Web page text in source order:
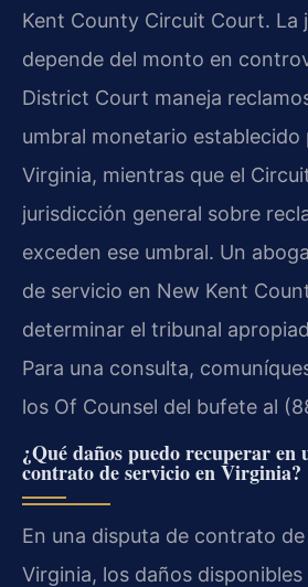
Kent County Circuit Court. La
depende del monto en
District Court maneja
umbral monetario establecido
Virginia, mientras que el
jurisdicción general sobre
exceden ese umbral. Un
de servicio en New Kent
determinar el tribunal
Para una consulta,
los Of Counsel del bufete al
¿Qué daños puedo recuperar en
contrato de servicio en Virginia?
En una disputa de contrato
Virginia, los daños